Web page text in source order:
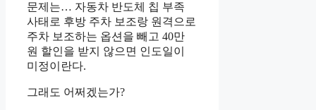
문제는… 자동차 반도체 칩 부족
사태로 후방 주차 보조랑 원격으로
주차 보조하는 옵션을 빼고 40만
원 할인을 받지 않으면 인도일이
미정이란다.
그래도 어쩌겠는가?